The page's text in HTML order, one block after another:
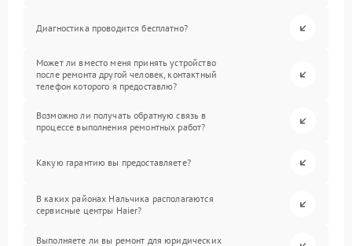
Диагностика проводится бесплатно?
Может ли вместо меня принять устройство
после ремонта другой человек, контактный
телефон которого я предоставлю?
Возможно ли получать обратную связь в
процессе выполнения ремонтных работ?
Какую гарантию вы предоставляете?
В каких районах Нальчика располагаются
сервисные центры Haier?
Выполняете ли вы ремонт для юридических